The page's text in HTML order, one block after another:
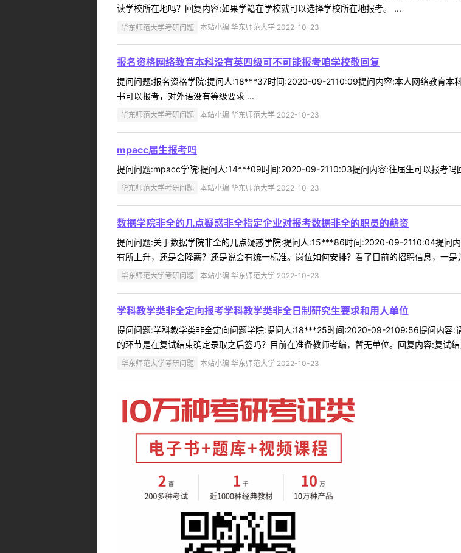
读学校所在地吗？回复内容:如果学籍在学校就可以选择学校所在地报考。 ...
华东师范大学考研问题 本站小编 华东师范大学 2022-10-23
报名资格网络教育本科没有英四级可不可能报考咱学校敬回复
提问问题:报名资格学院:提问人:18***37时间:2020-09-2110:09提问内容:本人网络教育本
书可以报考，对外语没有等级要求 ...
华东师范大学考研问题 本站小编 华东师范大学 2022-10-23
mpacc届生报考吗
提问问题:mpacc学院:提问人:14***09时间:2020-09-2110:03提问内容:往届生可以报考吗
华东师范大学考研问题 本站小编 华东师范大学 2022-10-23
数据学院非全的几点疑惑非全指定企业对报考数据非全的职员的薪资
提问问题:关于数据学院非全的几点疑惑学院:提问人:15***86时间:2020-09-2110:04提问
有所上升，还是会降薪？还是说会有统一标准。岗位如何安排？看了目前的招聘信息，一
华东师范大学考研问题 本站小编 华东师范大学 2022-10-23
学科教学类非全定向报考学科教学类非全日制研究生要求和用人单位
提问问题:学科教学类非全定向问题学院:提问人:18***25时间:2020-09-2109:56提问内容:
的环节是在复试结束确定录取之后签吗？目前在准备教师考编，暂无单位。回复内容:复试
华东师范大学考研问题 本站小编 华东师范大学 2022-10-23